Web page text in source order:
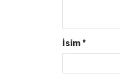
İsim*